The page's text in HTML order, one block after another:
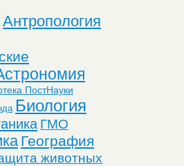
Антропология
ПостНауки
Биология
ГМО
География
животных